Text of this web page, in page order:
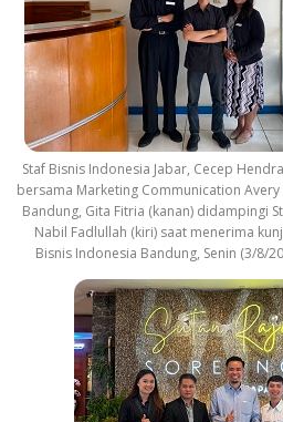
Staf Bisnis Indonesia Jabar, Cecep
bersama Marketing Communication Avery
Bandung, Gita Fitria (kanan) didampingi
Nabil Fadlullah (kiri) saat menerima
Bisnis Indonesia Bandung, Senin (3/8/